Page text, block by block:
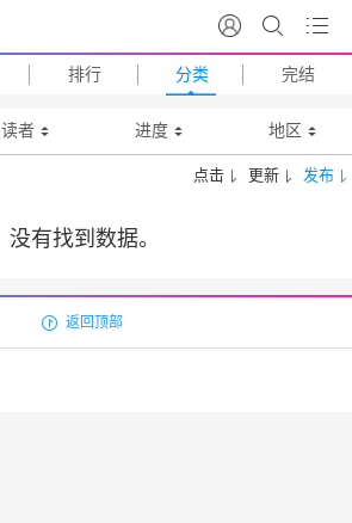
排行 分类 完结
读者 进度 地区
发布
更新
点击
没有找到数据。
返回顶部